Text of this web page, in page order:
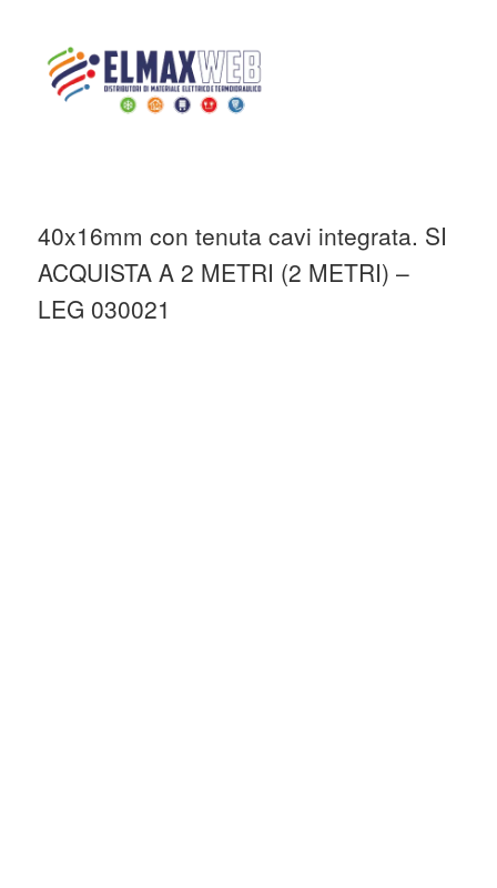
Shop Online
Chi siamo
Home Shop
40x16mm con tenuta cavi integrata. SI
ACQUISTA A 2 METRI (2 METRI) –
LEG 030021